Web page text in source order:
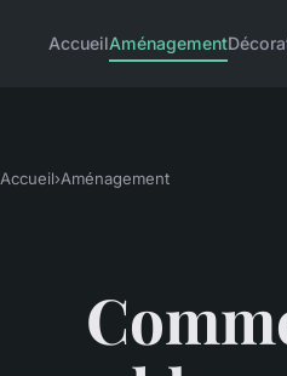
AccueilAménagement
Accueil›Aménagement